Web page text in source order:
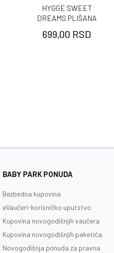
HYGGE SWEET
DREAMS PLIŠANA
699,00 RSD
BABY PARK PONUDA
Bezbedna kupovina
eVaučeri-korisničko uputstvo
Kupovina novogodišnjih vaučera
Kupovina novogodišnjih paketića
Novogodišnja ponuda za pravna